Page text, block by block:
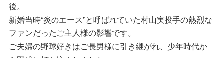
後。
新婚当時“炎のエース”と呼ばれていた村山実投手の熱烈な
ファンだったご主人様の影響です。
ご夫婦の野球好きはご長男様に引き継がれ、少年時代か